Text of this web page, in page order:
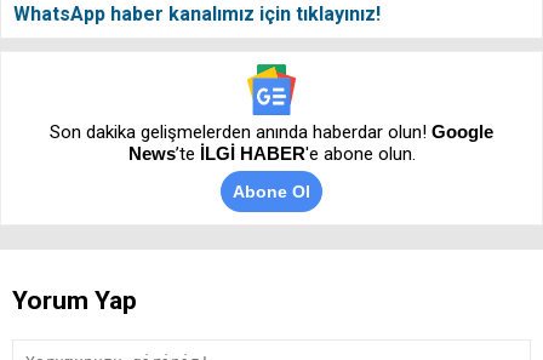
WhatsApp haber kanalımız için tıklayınız!
Son dakika gelişmelerden anında haberdar olun! Google
News’te İLGİ HABER'e abone olun.
Abone Ol
Yorum Yap